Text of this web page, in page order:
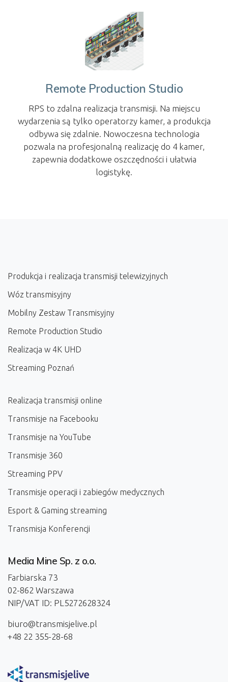
Remote Production Studio
RPS to zdalna realizacja transmisji. Na miejscu
wydarzenia są tylko operatorzy kamer, a produkcja
odbywa się zdalnie. Nowoczesna technologia
pozwala na profesjonalną realizację do 4 kamer,
zapewnia dodatkowe oszczędności i ułatwia
logistykę.
Produkcja i realizacja transmisji telewizyjnych
Wóz transmisyjny
Mobilny Zestaw Transmisyjny
Remote Production Studio
Realizacja w 4K UHD
Streaming Poznań
Realizacja transmisji online
Transmisje na Facebooku
Transmisje na YouTube
Transmisje 360
Streaming PPV
Transmisje operacji i zabiegów medycznych
Esport & Gaming streaming
Transmisja Konferencji
Media Mine Sp. z o.o.
Farbiarska 73
02-862 Warszawa
NIP/VAT ID: PL5272628324
biuro@transmisjelive.pl
+48 22 355-28-68